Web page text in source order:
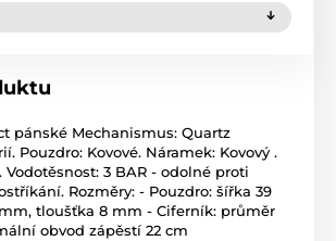
pánské Mechanismus: Quartz
Pouzdro: Kovové. Náramek: Kovový .
Vodotěsnost: 3 BAR - odolné proti
Rozměry: - Pouzdro: šířka 39
tloušťka 8 mm - Ciferník: průměr
obvod zápěstí 22 cm